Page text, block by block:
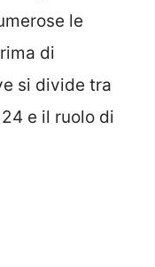
le
di
si divide tra
e il ruolo di